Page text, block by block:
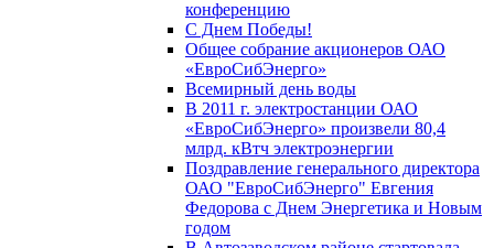
конференцию
С Днем Победы!
Общее собрание акционеров ОАО
«ЕвроСибЭнерго»
Всемирный день воды
В 2011 г. электростанции ОАО
«ЕвроСибЭнерго» произвели 80,4
млрд. кВтч электроэнергии
Поздравление генерального директора
ОАО "ЕвроСибЭнерго" Евгения
Федорова с Днем Энергетика и Новым
годом